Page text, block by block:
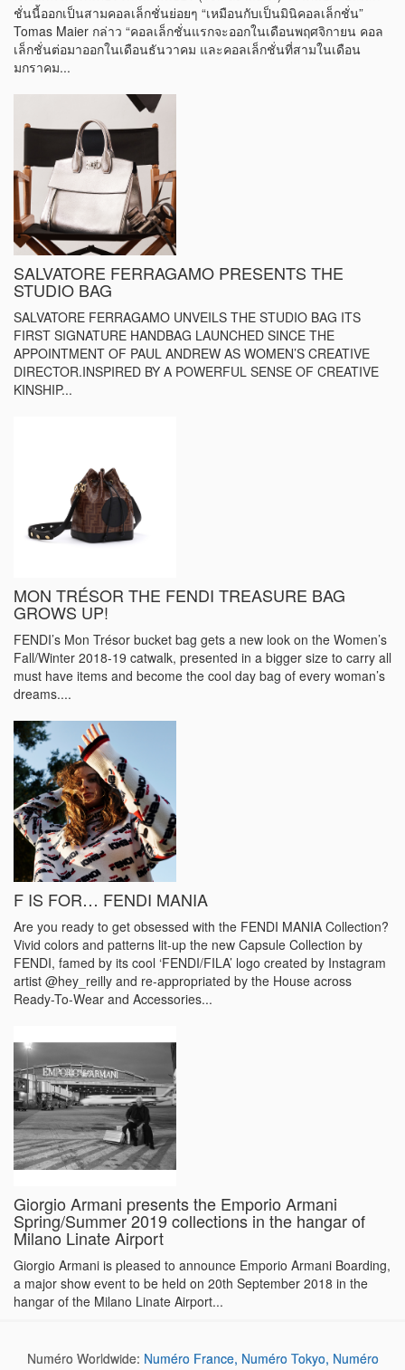
เพื่อแสดงให้เห็นถึงความซับซ้อน และน่าสนในของคอลเล็กชั่นนี้
ครีเอทีฟไดเร็กเตอร์โทมัส ไมเยอร์ (Tomas Maier) จึงได้แบ่งคอลเล็ก
ชั่นนี้ออกเป็นสามคอลเล็กชั่นย่อยๆ “เหมือนกับเป็นมินิคอลเล็กชั่น”
Tomas Maier กล่าว “คอลเล็กชั่นแรกจะออกในเดือนพฤศจิกายน คอล
SALVATORE FERRAGAMO PRESENTS THE
STUDIO BAG
SALVATORE FERRAGAMO UNVEILS THE STUDIO BAG ITS
FIRST SIGNATURE HANDBAG LAUNCHED SINCE THE
APPOINTMENT OF PAUL ANDREW AS WOMEN’S CREATIVE
MON TRÉSOR THE FENDI TREASURE BAG
GROWS UP!
FENDI’s Mon Trésor bucket bag gets a new look on the Women’s
Fall/Winter 2018-19 catwalk, presented in a bigger size to carry all
dreams....
F IS FOR… FENDI MANIA
Are you ready to get obsessed with the FENDI MANIA Collection?
Vivid colors and patterns lit-up the new Capsule Collection by
FENDI, famed by its cool ‘FENDI/FILA’ logo created by Instagram
Giorgio Armani presents the Emporio Armani
Spring/Summer 2019 collections in the hangar of
Milano Linate Airport
Giorgio Armani is pleased to announce Emporio Armani Boarding,